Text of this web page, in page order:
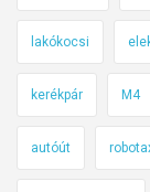
lakókocsi
kerékpár M4
autóút